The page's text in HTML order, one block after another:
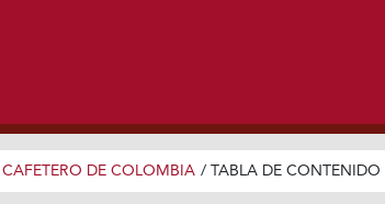
DE COLOMBIA / TABLA DE CONTENIDO